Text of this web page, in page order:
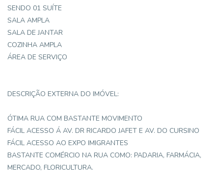
SENDO 01 SUÍTE
SALA AMPLA
SALA DE JANTAR
COZINHA AMPLA
ÁREA DE SERVIÇO
DESCRIÇÃO EXTERNA DO IMÓVEL:
ÓTIMA RUA COM BASTANTE MOVIMENTO
FÁCIL ACESSO Á AV. DR RICARDO JAFET E AV. DO CURSINO
FÁCIL ACESSO AO EXPO IMIGRANTES
BASTANTE COMÉRCIO NA RUA COMO: PADARIA, FARMÁCIA,
MERCADO, FLORICULTURA.